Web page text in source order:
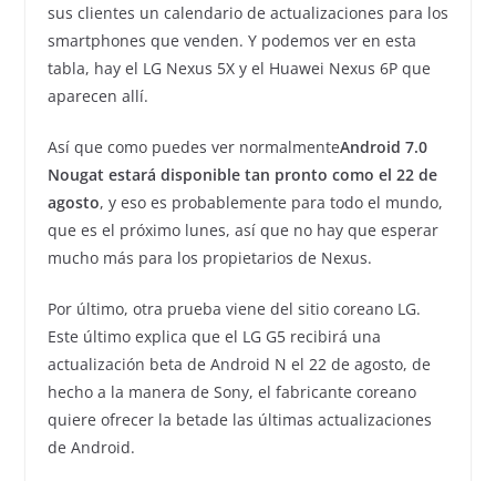
sus clientes un calendario de actualizaciones para los
smartphones que venden. Y podemos ver en esta
tabla, hay el LG Nexus 5X y el Huawei Nexus 6P que
aparecen allí.
Así que como puedes ver normalmenteAndroid 7.0
Nougat estará disponible tan pronto como el 22 de
agosto, y eso es probablemente para todo el mundo,
que es el próximo lunes, así que no hay que esperar
mucho más para los propietarios de Nexus.
Por último, otra prueba viene del sitio coreano LG.
Este último explica que el LG G5 recibirá una
actualización beta de Android N el 22 de agosto, de
hecho a la manera de Sony, el fabricante coreano
quiere ofrecer la betade las últimas actualizaciones
de Android.